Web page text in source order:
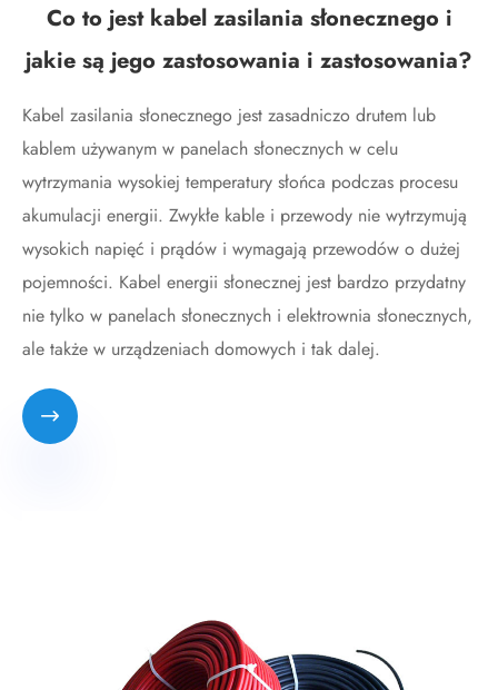
Co to jest kabel zasilania słonecznego i
jakie są jego zastosowania i zastosowania?
Kabel zasilania słonecznego jest zasadniczo drutem lub
kablem używanym w panelach słonecznych w celu
wytrzymania wysokiej temperatury słońca podczas procesu
akumulacji energii. Zwykłe kable i przewody nie wytrzymują
wysokich napięć i prądów i wymagają przewodów o dużej
pojemności. Kabel energii słonecznej jest bardzo przydatny
nie tylko w panelach słonecznych i elektrownia słonecznych,
ale także w urządzeniach domowych i tak dalej.
